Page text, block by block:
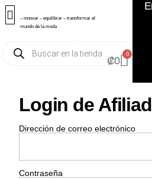
– innovar – equilibrar – transformar el
mundo de la moda
₡0
0
Login de
Dirección de correo electrónico
Contraseña